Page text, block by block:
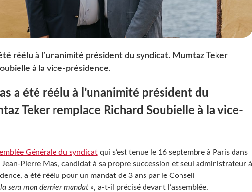
réélu à l’unanimité président du syndicat. Mumtaz Teker
à la vice-présidence.
a été réélu à l’unanimité président du
Teker remplace Richard Soubielle à la vice-
Générale du syndicatqui s’est tenue le 16 septembre à Paris dans
Jean-Pierre Mas, candidat à sa propre succession et seul administrateur à
a été réélu pour un mandat de 3 ans par le Conseil
sera mon dernier mandat », a-t-il précisé devant l’assemblée.